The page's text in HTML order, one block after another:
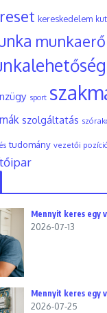
kereskedelem
sport
szolgáltatás
tudomány vezetői
Mennyit keres egy
2026-07-13
Mennyit keres egy
2026-07-25